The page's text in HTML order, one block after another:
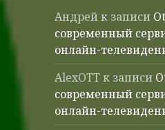
Андрейк записи
современный
онлайн-
AlexOTTк записи
современный
онлайн-